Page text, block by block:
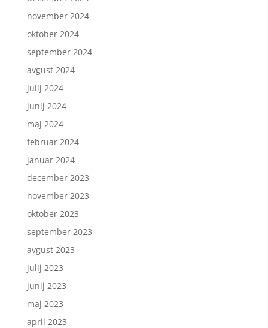
november 2024
oktober 2024
september 2024
avgust 2024
julij 2024
junij 2024
maj 2024
februar 2024
januar 2024
december 2023
november 2023
oktober 2023
september 2023
avgust 2023
julij 2023
junij 2023
maj 2023
april 2023